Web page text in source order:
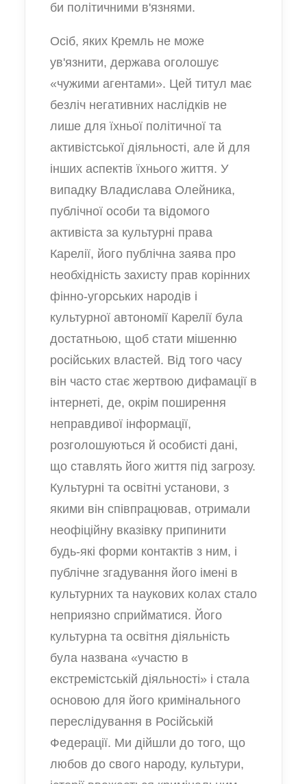
би політичними в'язнями.
Осіб, яких Кремль не може
ув'язнити, держава оголошує
«чужими агентами». Цей титул має
безліч негативних наслідків не
лише для їхньої політичної та
активістської діяльності, але й для
інших аспектів їхнього життя. У
випадку Владислава Олейника,
публічної особи та відомого
активіста за культурні права
Карелії, його публічна заява про
необхідність захисту прав корінних
фінно-угорських народів і
культурної автономії Карелії була
достатньою, щоб стати мішенню
російських властей. Від того часу
він часто стає жертвою дифамації в
інтернеті, де, окрім поширення
неправдивої інформації,
розголошуються й особисті дані,
що ставлять його життя під загрозу.
Культурні та освітні установи, з
якими він співпрацював, отримали
неофіційну вказівку припинити
будь-які форми контактів з ним, і
публічне згадування його імені в
культурних та наукових колах стало
неприязно сприйматися. Його
культурна та освітня діяльність
була названа «участю в
екстремістській діяльності» і стала
основою для його кримінального
переслідування в Російській
Федерації. Ми дійшли до того, що
любов до свого народу, культури,